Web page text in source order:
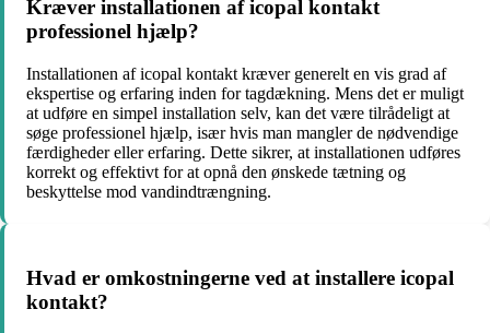
Kræver installationen af icopal kontakt
professionel hjælp?
Installationen af icopal kontakt kræver generelt en vis grad af
ekspertise og erfaring inden for tagdækning. Mens det er muligt
at udføre en simpel installation selv, kan det være tilrådeligt at
søge professionel hjælp, især hvis man mangler de nødvendige
færdigheder eller erfaring. Dette sikrer, at installationen udføres
korrekt og effektivt for at opnå den ønskede tætning og
beskyttelse mod vandindtrængning.
Hvad er omkostningerne ved at installere icopal
kontakt?